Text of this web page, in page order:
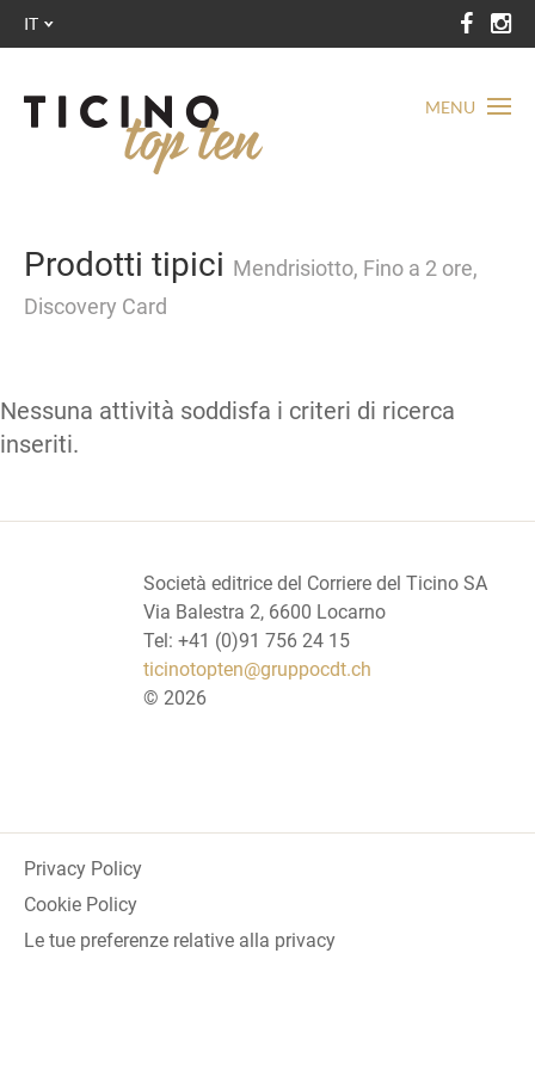
MENU
IT
Prodotti tipici Mendrisiotto, Fino a 2 ore,
Discovery Card
Nessuna attività soddisfa i criteri di ricerca
inseriti.
Società editrice del Corriere del Ticino SA
Via Balestra 2, 6600 Locarno
Tel: +41 (0)91 756 24 15
ticinotopten@gruppocdt.ch
© 2026
Privacy Policy
Cookie Policy
Le tue preferenze relative alla privacy